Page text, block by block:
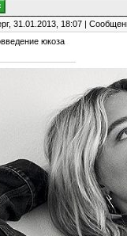
31.01.2013, 18:07 |
юкоза